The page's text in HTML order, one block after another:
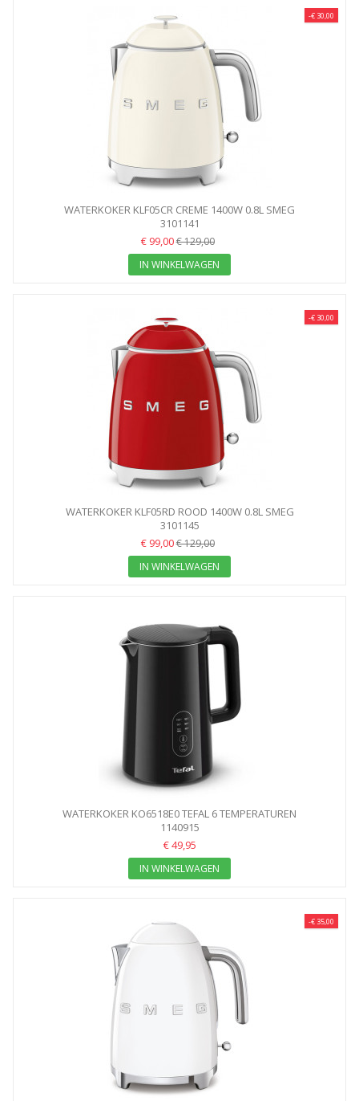
-€ 30,00
WATERKOKER KLF05CR CREME 1400W 0.8L SMEG
3101141
€ 99,00€ 129,00
IN WINKELWAGEN
-€ 30,00
WATERKOKER KLF05RD ROOD 1400W 0.8L SMEG
3101145
€ 99,00€ 129,00
IN WINKELWAGEN
WATERKOKER KO6518E0 TEFAL 6 TEMPERATUREN
1140915
€ 49,95
IN WINKELWAGEN
-€ 35,00